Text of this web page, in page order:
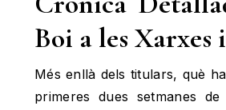
Boi a les Xarxes
Més enllà dels titulars, què
primeres dues setmanes